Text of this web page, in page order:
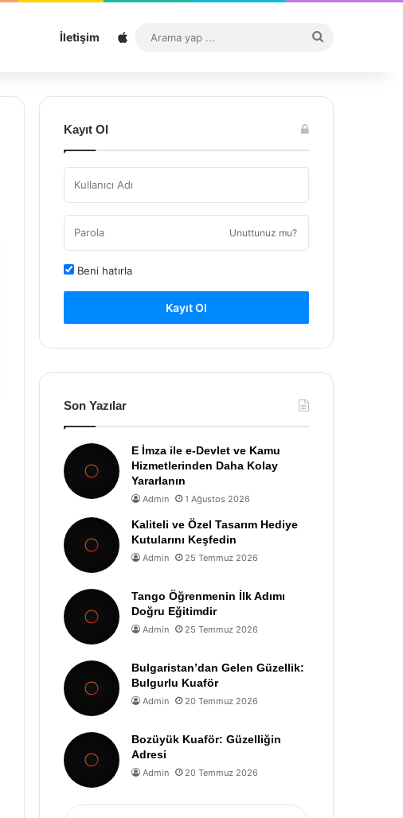
İletişim Sitemap
...
Kayıt Ol
Unuttunuz mu?
Beni hatırla
Kayıt Ol
Son Yazılar
E İmza ile e-Devlet ve Kamu
Hizmetlerinden Daha Kolay
Yararlanın
Admin 1 Ağustos 2026
Kaliteli ve Özel Tasarım Hediye
Kutularını Keşfedin
Admin 25 Temmuz 2026
Tango Öğrenmenin İlk Adımı
Doğru Eğitimdir
Admin 25 Temmuz 2026
Bulgaristan’dan Gelen Güzellik:
Bulgurlu Kuaför
Admin 20 Temmuz 2026
Bozüyük Kuaför: Güzelliğin
Adresi
Admin 20 Temmuz 2026